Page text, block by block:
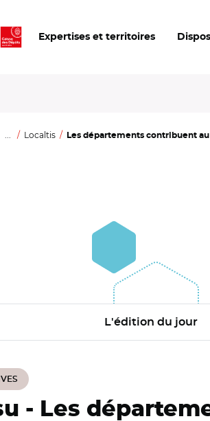
Expertises et territoires
... Localtis Les départements contribuent
L'édition du jour
- Les